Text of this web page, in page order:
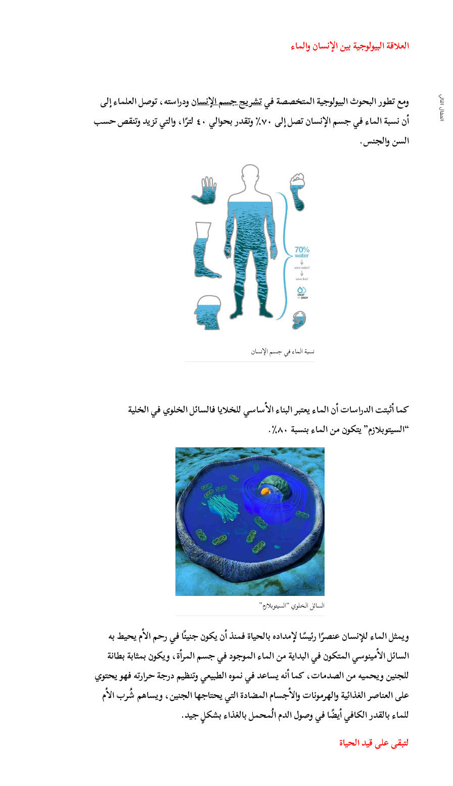
العلاقة البيولوجية بين الإنسان والماء
ومع تطور البحوث البيولوجية المتخصصة فيتشريح جسم الإنسانودراسته، توصل العلماء إلى
أن نسبة الماء في جسم الإنسان تصل إلى ٧٠٪ وتقدر بحوالي ٤٠ لترًا، والتي تزيد وتنقص حسب
السن والجنس.
نسبة الماء في جسم الإنسان
كما أثبتت الدراسات أن الماء يعتبر البناء الأساسي للخلايا فالسائل الخلوي في الخلية
“السيتوبلازم” يتكون من الماء بنسبة ٨٠٪.
السائل الخلوي “السيتوبلازم”
ويمثل الماء للإنسان عنصرًا رئيسًا لإمداده بالحياة فمنذ أن يكون جنينًا في رحم الأم يحيط به
السائل الأمينوسي المتكون في البداية من الماء الموجود في جسم المرأة، ويكون بمثابة بطانة
للجنين ويحميه من الصدمات، كما أنه يساعد في نموه الطبيعي وتنظيم درجة حرارته فهو يحتوي
على العناصر الغذائية والهرمونات والأجسام المضادة التي يحتاجها الجنين، ويساهم شُرب الأم
للماء بالقدر الكافي أيضًا في وصول الدم الُمحمل بالغذاء بشكلٍ جيد.
لتبقى على قيد الحياة
المقال التالي